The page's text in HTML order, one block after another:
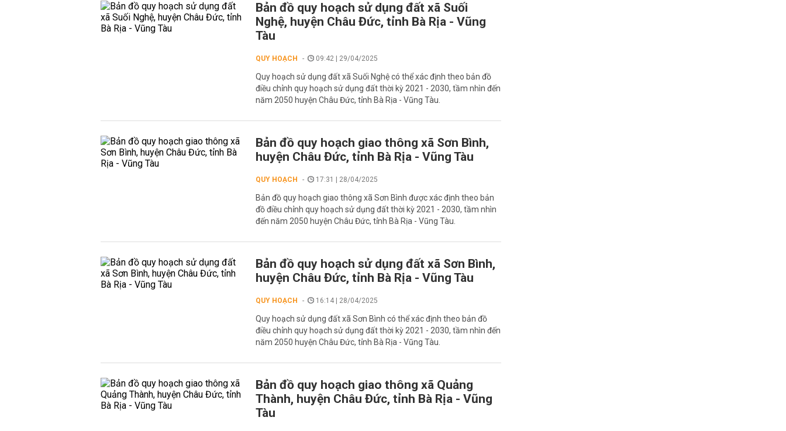
Bản đồ quy hoạch sử dụng đất xã Suối
Nghệ, huyện Châu Đức, tỉnh Bà Rịa - Vũng
Tàu
QUY HOẠCH 09:42 | 29/04/2025
Quy hoạch sử dụng đất xã Suối Nghệ có thể xác định theo bản đồ
điều chỉnh quy hoạch sử dụng đất thời kỳ 2021 - 2030, tầm nhìn đến
năm 2050 huyện Châu Đức, tỉnh Bà Rịa - Vũng Tàu.
Bản đồ quy hoạch giao thông xã Sơn Bình,
huyện Châu Đức, tỉnh Bà Rịa - Vũng Tàu
QUY HOẠCH 17:31 | 28/04/2025
Bản đồ quy hoạch giao thông xã Sơn Bình được xác định theo bản
đồ điều chỉnh quy hoạch sử dụng đất thời kỳ 2021 - 2030, tầm nhìn
đến năm 2050 huyện Châu Đức, tỉnh Bà Rịa - Vũng Tàu.
Bản đồ quy hoạch sử dụng đất xã Sơn Bình,
huyện Châu Đức, tỉnh Bà Rịa - Vũng Tàu
QUY HOẠCH 16:14 | 28/04/2025
Quy hoạch sử dụng đất xã Sơn Bình có thể xác định theo bản đồ
điều chỉnh quy hoạch sử dụng đất thời kỳ 2021 - 2030, tầm nhìn đến
năm 2050 huyện Châu Đức, tỉnh Bà Rịa - Vũng Tàu.
Bản đồ quy hoạch giao thông xã Quảng
Thành, huyện Châu Đức, tỉnh Bà Rịa - Vũng
Tàu